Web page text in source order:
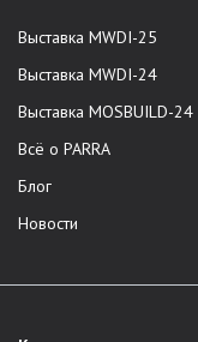
Выставка MWDI-25
Выставка MWDI-24
Выставка MOSBUILD-24
Всё о PARRA
Блог
Новости